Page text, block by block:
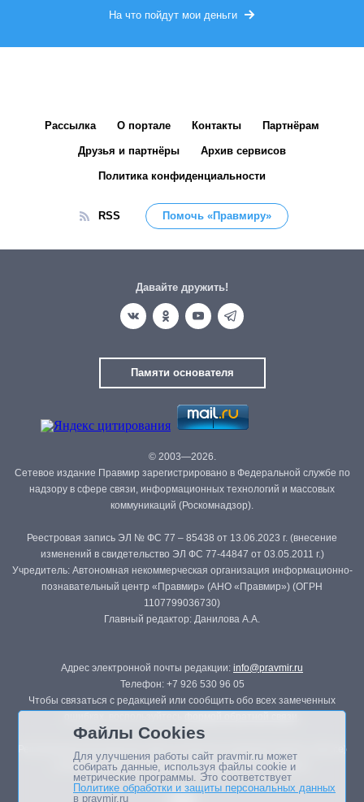
На что пойдут мои деньги
Рассылка О портале Контакты Партнёрам
Друзья и партнёры Архив сервисов
Политика конфиденциальности
RSS Помочь «Правмиру»
Давайте дружить!
Памяти основателя
© 2003—2026.
Сетевое издание Правмир зарегистрировано в Федеральной службе по
надзору в сфере связи, информационных технологий и массовых
коммуникаций (Роскомнадзор).
Реестровая запись ЭЛ № ФС 77 – 85438 от 13.06.2023 г. (внесение
изменений в свидетельство ЭЛ ФС 77-44847 от 03.05.2011 г.)
Учредитель: Автономная некоммерческая организация информационно-
познавательный центр «Правмир» (АНО «Правмир») (ОГРН
1107799036730)
Главный редактор: Данилова А.А.
Адрес электронной почты редакции: info@pravmir.ru
Телефон: +7 926 530 96 05
Чтобы связаться с редакцией или сообщить обо всех замеченных
Републикация материалов сайта в печатных изданиях (книгах, прессе)
возможна только с письменного разрешения редакции.
Файлы Cookies
Для улучшения работы сайт pravmir.ru может
собирать данные, используя файлы cookie и
метрические программы. Это соответствует
Политике обработки и защиты персональных данных
в pravmir.ru